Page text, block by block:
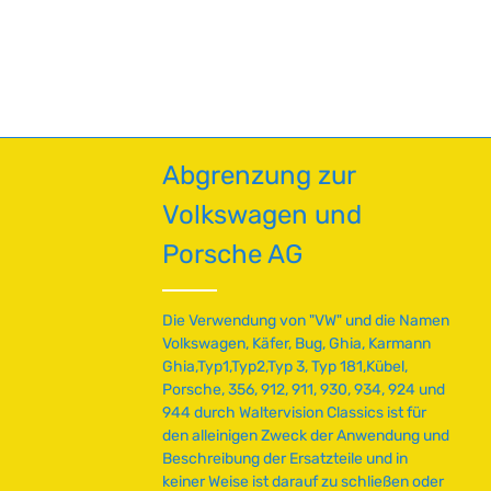
um die Anzahl zu erhöhen oder zu
die Schaltflächen um die
Abgrenzung zur
Volkswagen und
Porsche AG
Die Verwendung von "VW" und die Namen
Volkswagen, Käfer, Bug, Ghia, Karmann
Ghia,Typ1,Typ2,Typ 3, Typ 181,Kübel,
Porsche, 356, 912, 911, 930, 934, 924 und
944 durch Waltervision Classics ist für
den alleinigen Zweck der Anwendung und
Beschreibung der Ersatzteile und in
keiner Weise ist darauf zu schließen oder